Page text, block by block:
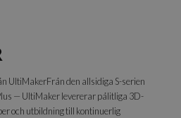
UltiMakerFrån den allsidiga S-serien
— UltiMaker levererar pålitliga 3D-
och utbildning till kontinuerlig